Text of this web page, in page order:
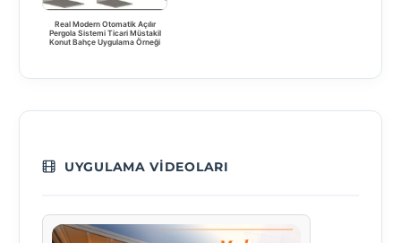
Real Modern Otomatik Açılır
Pergola Sistemi Ticari Müstakil
Konut Bahçe Uygulama Örneği
UYGULAMA VIDEOLARI